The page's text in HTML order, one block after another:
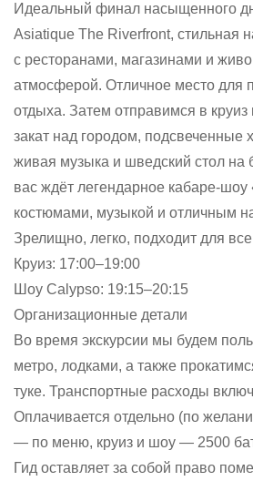
Идеальный финал насыщенного
Asiatique The Riverfront, стильная
с ресторанами, магазинами и
атмосферой. Отличное место для
отдыха. Затем отправимся в круиз
закат над городом, подсвеченные
живая музыка и шведский стол на
вас ждёт легендарное кабаре-
костюмами, музыкой и отличным
Зрелищно, легко, подходит для
Круиз: 17:00–19:00
Шоу Calypso: 19:15–20:15
Организационные детали
Во время экскурсии мы будем
метро, лодками, а также
туке. Транспортные расходы
Оплачивается отдельно (по
— по меню, круиз и шоу — 2500
Гид оставляет за собой право